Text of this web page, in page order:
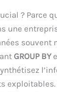
? Parce
une
souvent
GROUP BY
exploitables.